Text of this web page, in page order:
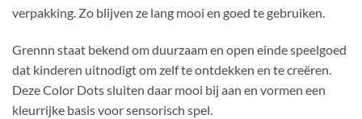
verpakking. Zo blijven ze lang mooi en goed te gebruiken.
Grennn staat bekend om duurzaam en open einde speelgoed
dat kinderen uitnodigt om zelf te ontdekken en te creëren.
Deze Color Dots sluiten daar mooi bij aan en vormen een
kleurrijke basis voor sensorisch spel.